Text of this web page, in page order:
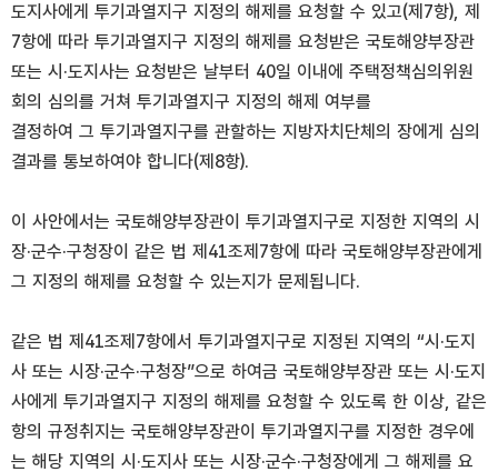
도지사에게 투기과열지구 지정의 해제를 요청할 수 있고(제7항), 제
7항에 따라 투기과열지구 지정의 해제를 요청받은 국토해양부장관
또는 시·도지사는 요청받은 날부터 40일 이내에 주택정책심의위원
회의 심의를 거쳐 투기과열지구 지정의 해제 여부를
결정하여 그 투기과열지구를 관할하는 지방자치단체의 장에게 심의
결과를 통보하여야 합니다(제8항).
이 사안에서는 국토해양부장관이 투기과열지구로 지정한 지역의 시
장·군수·구청장이 같은 법 제41조제7항에 따라 국토해양부장관에게
그 지정의 해제를 요청할 수 있는지가 문제됩니다.
같은 법 제41조제7항에서 투기과열지구로 지정된 지역의 “시·도지
사 또는 시장·군수·구청장”으로 하여금 국토해양부장관 또는 시·도지
사에게 투기과열지구 지정의 해제를 요청할 수 있도록 한 이상, 같은
항의 규정취지는 국토해양부장관이 투기과열지구를 지정한 경우에
는 해당 지역의 시·도지사 또는 시장·군수·구청장에게 그 해제를 요